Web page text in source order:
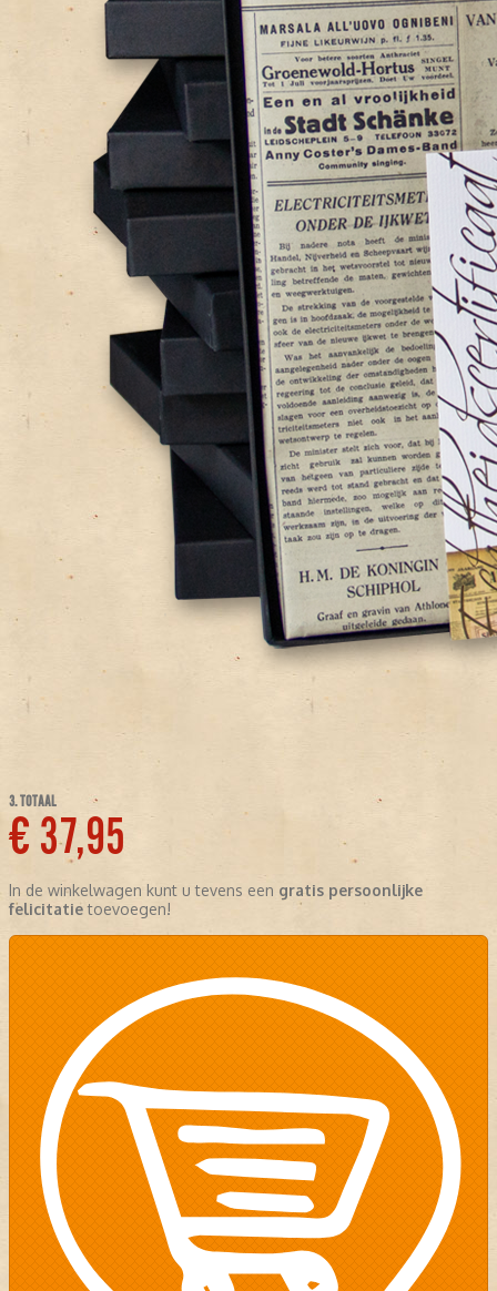
3. TOTAAL
€ 37,95
In de winkelwagen kunt u tevens een gratis persoonlijke
felicitatietoevoegen!